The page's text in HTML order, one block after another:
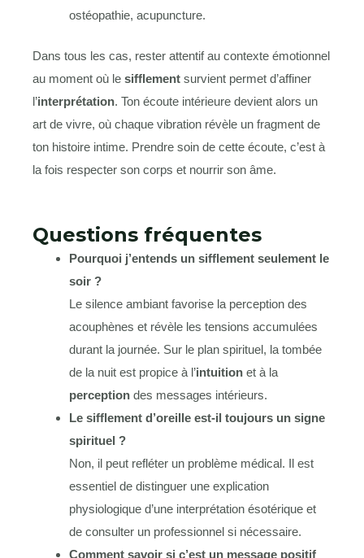
ostéopathie, acupuncture.
Dans tous les cas, rester attentif au contexte émotionnel
au moment où le sifflement survient permet d’affiner
l’interprétation. Ton écoute intérieure devient alors un
art de vivre, où chaque vibration révèle un fragment de
ton histoire intime. Prendre soin de cette écoute, c’est à
la fois respecter son corps et nourrir son âme.
Questions fréquentes
Pourquoi j’entends un sifflement seulement le
soir ?
Le silence ambiant favorise la perception des
acouphènes et révèle les tensions accumulées
durant la journée. Sur le plan spirituel, la tombée
de la nuit est propice à l’intuition et à la
perception des messages intérieurs.
Le sifflement d’oreille est-il toujours un signe
spirituel ?
Non, il peut refléter un problème médical. Il est
essentiel de distinguer une explication
physiologique d’une interprétation ésotérique et
de consulter un professionnel si nécessaire.
Comment savoir si c’est un message positif